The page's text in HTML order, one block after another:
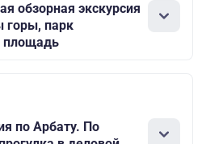
обзорная экскурсия
горы, парк
площадь
по Арбату. По